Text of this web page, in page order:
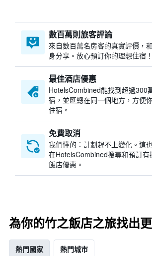
數百萬則旅客評論
來自數百萬名房客的真實評價，
身分享。放心預訂你的理想住宿！
最佳酒店優惠
HotelsCombined​能找到超過300
宿，並匯總在同一個地方，方便
住宿。
免費取消
我們懂的：計劃趕不上變化。這
在HotelsCombined搜尋和預訂有
飯店優惠。
為你的竹之飯店之旅找出
熱門國家 熱門城市